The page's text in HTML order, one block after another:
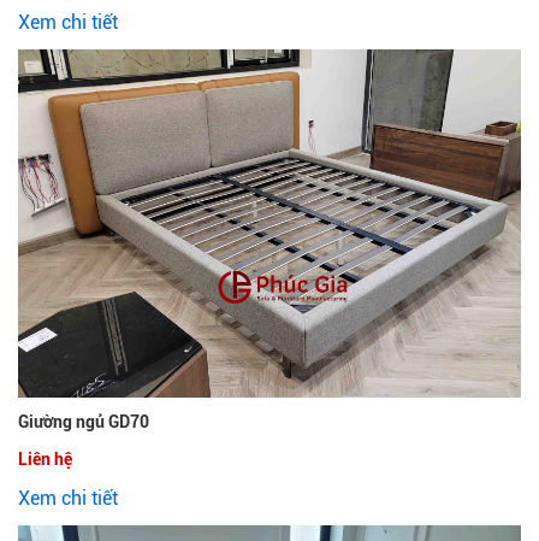
Xem chi tiết
Giường ngủ GD70
Liên hệ
Xem chi tiết